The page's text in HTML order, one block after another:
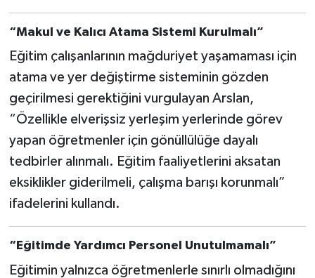
“Makul ve Kalıcı Atama Sistemi Kurulmalı”
Eğitim çalışanlarının mağduriyet yaşamaması için
atama ve yer değiştirme sisteminin gözden
geçirilmesi gerektiğini vurgulayan Arslan,
“Özellikle elverişsiz yerleşim yerlerinde görev
yapan öğretmenler için gönüllülüğe dayalı
tedbirler alınmalı. Eğitim faaliyetlerini aksatan
eksiklikler giderilmeli, çalışma barışı korunmalı”
ifadelerini kullandı.
“Eğitimde Yardımcı Personel Unutulmamalı”
Eğitimin yalnızca öğretmenlerle sınırlı olmadığını